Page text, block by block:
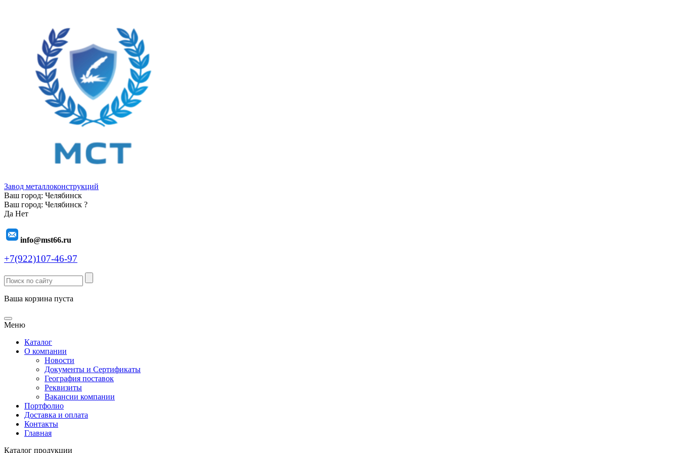
Завод металлоконструкций
Ваш город: Челябинск
Ваш город: Челябинск ?
Да Нет
info@mst66.ru
+7(922)107-46-97
Ваша корзина пуста
Меню
Каталог
О компании
Новости
Документы и Сертификаты
География поставок
Реквизиты
Вакансии компании
Портфолио
Доставка и оплата
Контакты
Главная
Каталог продукции